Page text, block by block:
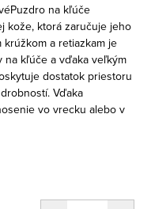
na kľúče
kože, ktorá zaručuje jeho
a retiazkam je
kľúče a vďaka veľkým
dostatok priestoru
Vďaka
vo vrecku alebo v